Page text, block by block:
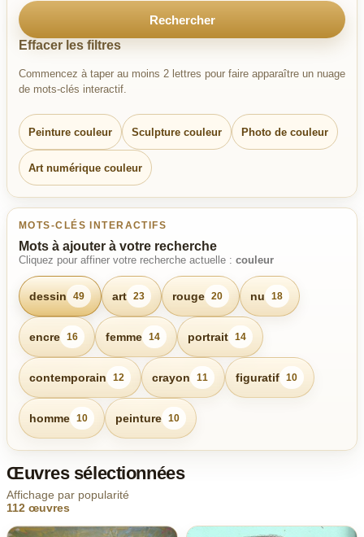
Rechercher
Effacer les filtres
Commencez à taper au moins 2 lettres pour faire apparaître un nuage
de mots-clés interactif.
Peinture couleur Sculpture couleur Photo de couleur
Art numérique couleur
MOTS-CLÉS INTERACTIFS
Mots à ajouter à votre recherche
Cliquez pour affiner votre recherche actuelle : couleur
dessin 49 art 23 rouge 20 nu 18
encre 16 femme 14 portrait 14
contemporain 12 crayon 11 figuratif 10
homme 10 peinture 10
Œuvres sélectionnées
Affichage par popularité
112 œuvres